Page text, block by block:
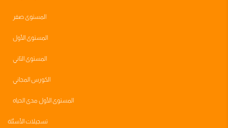
المستوى صفر
المستوى الأول
المستوى الثاني
الكورس المجاني
المستوى الأول مدى الحياه
تسجيلات الأسئلة